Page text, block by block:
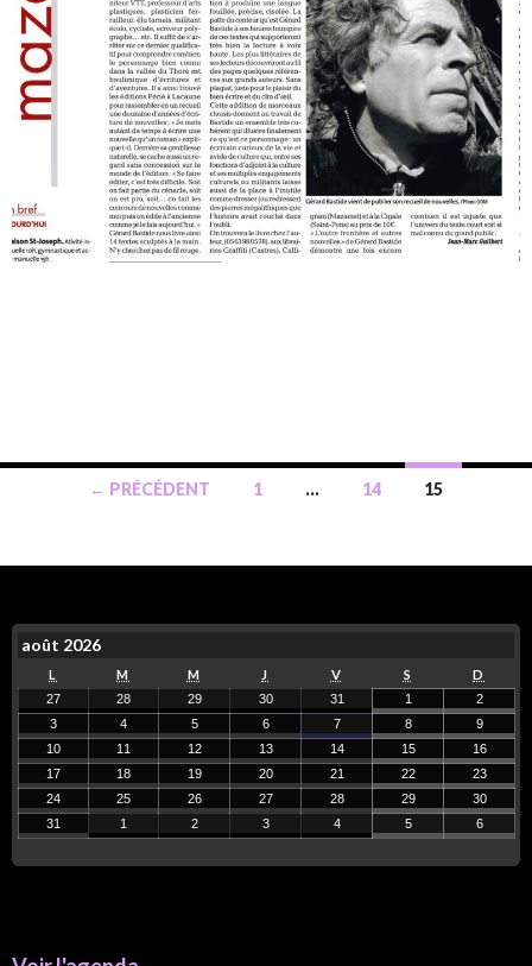
← PRÉCÉDENT 1 … 14 15
août 2026
L M M J V S D
27 28 29 30 31 1
2
3
4 5 6 7 8
9
10
11 12 13 14 15
16
17
18 19 20 21 22
23
24
25 26 27 28 29
30
31
1 2 3 4 5 6